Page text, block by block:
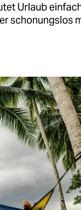
Urlaub
schonungslos